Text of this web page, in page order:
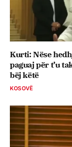
Kurti: Nëse
paguaj për t’u
bëj këtë
KOSOVË